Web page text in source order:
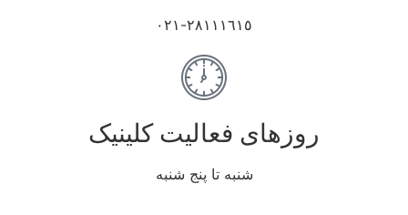
٢٨١١١٦١٥-٠٢١
روزهای فعالیت کلینیک
شنبه تا پنج شنبه